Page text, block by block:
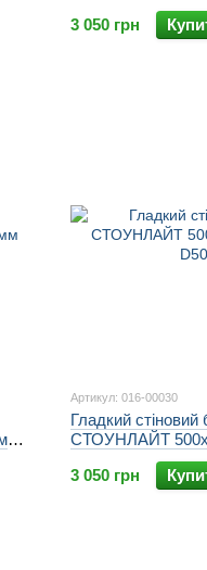
3 050 грн
Артикул: 016-00030
Гладкий стіновий
СТОУНЛАЙТ
3 050 грн